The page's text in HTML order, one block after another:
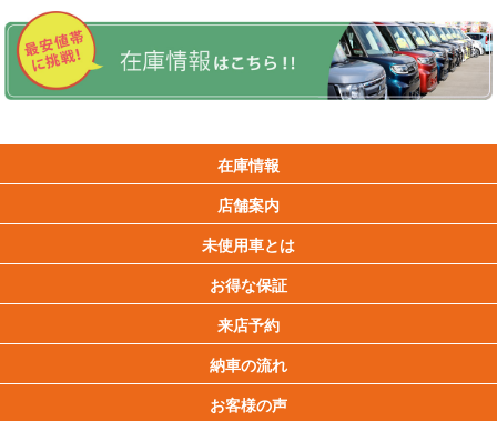
在庫情報
店舗案内
未使用車とは
お得な保証
来店予約
納車の流れ
お客様の声